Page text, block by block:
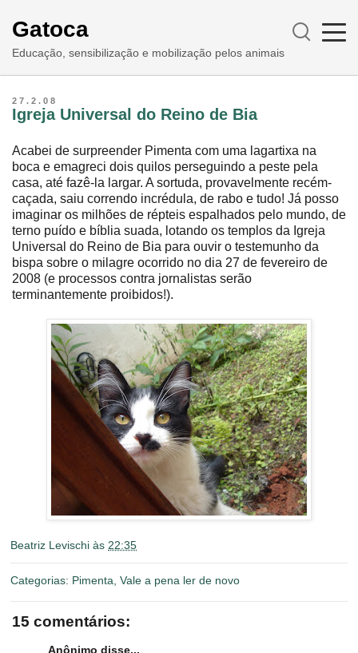
Gatoca
Educação, sensibilização e mobilização pelos animais
27.2.08
Igreja Universal do Reino de Bia
Acabei de surpreender Pimenta com uma lagartixa na
boca e emagreci dois quilos perseguindo a peste pela
casa, até fazê-la largar. A sortuda, provavelmente recém-
caçada, saiu correndo incrédula, de rabo e tudo! Já posso
imaginar os milhões de répteis espalhados pelo mundo, de
terno puído e bíblia suada, lotando os templos da Igreja
Universal do Reino de Bia para ouvir o testemunho da
bispa sobre o milagre ocorrido no dia 27 de fevereiro de
2008 (e processos contra jornalistas serão
terminantemente proibidos!).
Beatriz Levischi às 22:35
Categorias: Pimenta Vale a pena ler de novo
15 comentários:
Anônimo disse...